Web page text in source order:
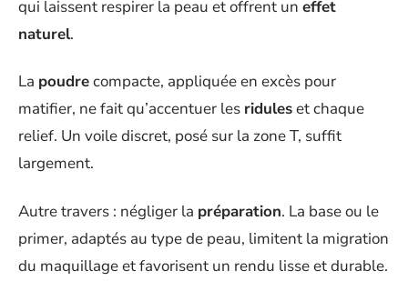
qui laissent respirer la peau et offrent un effet
naturel.
La poudrecompacte, appliquée en excès pour
matifier, ne fait qu’accentuer les riduleset chaque
relief. Un voile discret, posé sur la zone T, suffit
largement.
Autre travers : négliger la préparation. La base ou le
primer, adaptés au type de peau, limitent la migration
du maquillage et favorisent un rendu lisse et durable.